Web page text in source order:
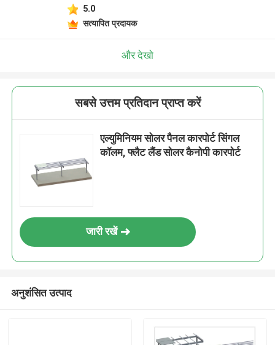
5.0
सत्यापित प्रदायक
और देखो
सबसे उत्तम प्रतिदान प्राप्त करें
एल्युमिनियम सोलर पैनल कारपोर्ट सिंगल
कॉलम, फ्लैट लैंड सोलर कैनोपी कारपोर्ट
जारी रखें
अनुशंसित उत्पाद